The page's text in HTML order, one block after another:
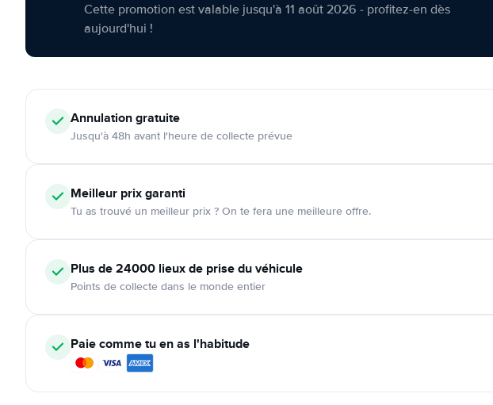
Cette promotion est valable jusqu'à 11 août 2026 - profitez-en dès
aujourd'hui !
Annulationgratuite
Jusqu'à 48h avant l'heure de collecte prévue
Meilleur prix garanti
Tu as trouvé un meilleur prix ? On te fera une meilleure offre.
Plus de 24000 lieux de prise du véhicule
Points de collecte dans le monde entier
Paie comme tu en as l'habitude